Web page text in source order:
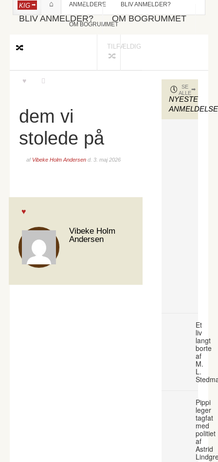
BLIV ANMELDER? OM BOGRUMMET
KIG ANMELDERE BLIV ANMELDER?
OM BOGRUMMET
TILFÆLDIG
dem vi
stolede på
af Vibeke Holm Andersen d. 3. maj 2026
Vibeke Holm
Andersen
NYESTE
SE
ALLE
Et
liv
langt
borte
af
M.
L.
Pippi
leger
tagfat
med
politiet
af
Astrid